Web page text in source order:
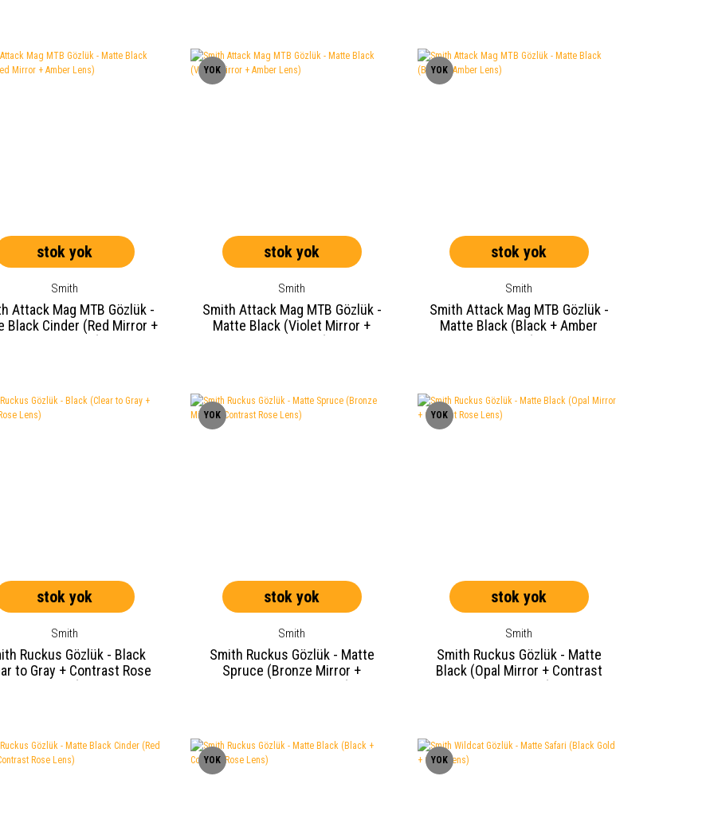
stok yok
Smith
Attack Mag MTB Gözlük -
Black Cinder (Red Mirror +
YOK
stok yok
Smith
Smith Attack Mag MTB Gözlük -
Matte Black (Violet Mirror +
YOK
stok yok
Smith
Smith Attack Mag MTB Gözlük -
Matte Black (Black + Amber
stok yok
Smith
Ruckus Gözlük - Black
to Gray + Contrast Rose
YOK
stok yok
Smith
Smith Ruckus Gözlük - Matte
Spruce (Bronze Mirror +
YOK
stok yok
Smith
Smith Ruckus Gözlük - Matte
Black (Opal Mirror + Contrast
YOK YOK